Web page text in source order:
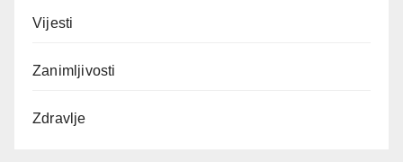
Vijesti
Zanimljivosti
Zdravlje